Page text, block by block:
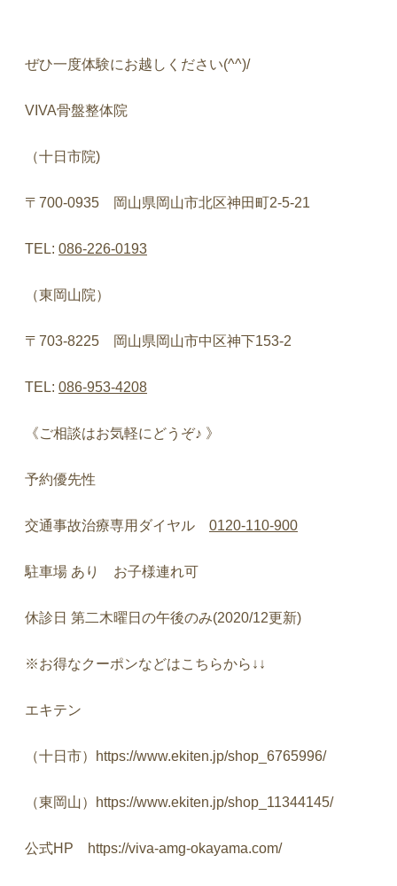
ぜひ一度体験にお越しください(^^)/
VIVA骨盤整体院
（十日市院)
〒 700-0935 岡山県岡山市北区神田町2-5-21
TEL: 086-226-0193
（東岡山院）
〒 703-8225 岡山県岡山市中区神下153-2
TEL: 086-953-4208
《ご相談はお気軽にどうぞ♪ 》
予約優先性
交通事故治療専用ダイヤル 0120-110-900
駐車場 あり お子様連れ可
休診日 第二木曜日の午後のみ(2020/12更新)
※お得なクーポンなどはこちらから ↓↓
エキテン
（十日市） https://www.ekiten.jp/shop_6765996/
（東岡山） https://www.ekiten.jp/shop_11344145/
公式HP https://viva-amg-okayama.com/